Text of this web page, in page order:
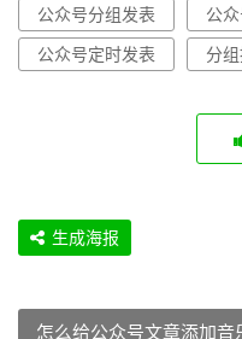
公众号分组发表
公
公众号定时发表
分
生成海报
怎么给公众号文章添加